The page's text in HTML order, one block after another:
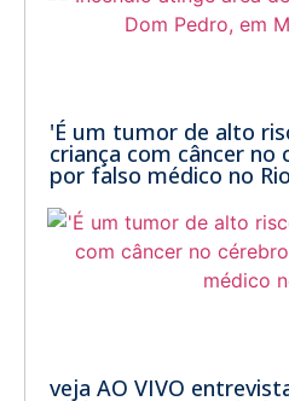
'É um tumor de alto
criança com câncer no
por falso médico no Rio
veja AO VIVO